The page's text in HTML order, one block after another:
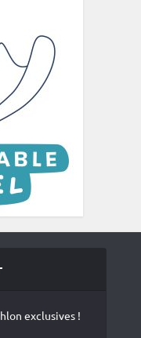
exclusives !